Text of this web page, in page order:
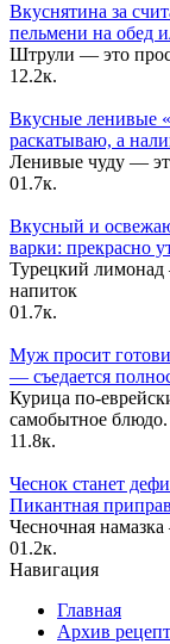
Вкуснятина за
пельмени на обед
Штрули — это
12.2к.
Вкусные ленивые
раскатываю, а
Ленивые чуду —
01.7к.
Вкусный и
варки: прекрасно
Турецкий лимонад
напиток
01.7к.
Муж просит
— съедается
Курица по-
самобытное блюдо.
11.8к.
Чеснок станет
Пикантная
Чесночная
01.2к.
Навигация
Главная
Архив